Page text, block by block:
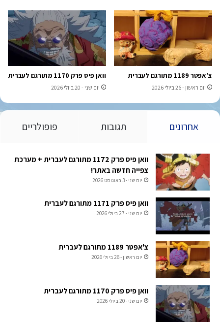
צ'אפטר 1189 מתורגם לעברית
יום ראשון - 26 ביולי 2026
וואן פיס פרק 1170 מתורגם לעברית
יום שני - 20 ביולי 2026
אחרונים תגובות פופולריים
וואן פיס פרק 1172 מתורגם לעברית + מערכת
צפייה חדשה באתר!
יום שני - 3 באוגוסט 2026
וואן פיס פרק 1171 מתורגם לעברית
יום שני - 27 ביולי 2026
צ'אפטר 1189 מתורגם לעברית
יום ראשון - 26 ביולי 2026
וואן פיס פרק 1170 מתורגם לעברית
יום שני - 20 ביולי 2026